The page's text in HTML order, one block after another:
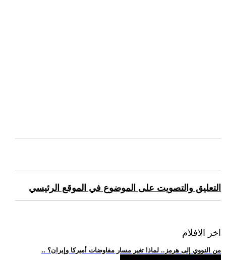
التعليق والتصويت على الموضوع في الموقع الرئيسي
اخر الافلام
.. من النووي إلى هرمز.. لماذا تغير مسار مفاوضات أميركا وإيران؟